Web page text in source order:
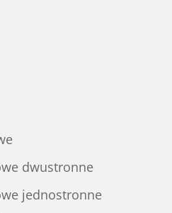
dwustronne
jednostronne